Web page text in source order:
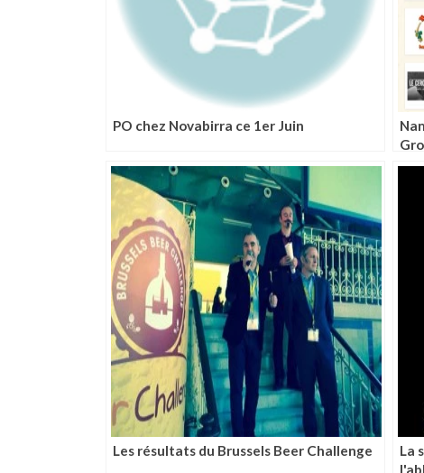
PO chez Novabirra ce 1er Juin
Les résultats du Brussels Beer Challenge
La